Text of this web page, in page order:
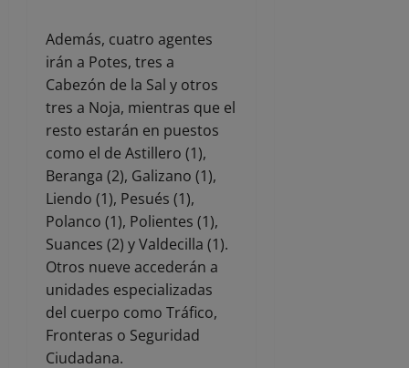
Además, cuatro agentes
irán a Potes, tres a
Cabezón de la Sal y otros
tres a Noja, mientras que el
resto estarán en puestos
como el de Astillero (1),
Beranga (2), Galizano (1),
Liendo (1), Pesués (1),
Polanco (1), Polientes (1),
Suances (2) y Valdecilla (1).
Otros nueve accederán a
unidades especializadas
del cuerpo como Tráfico,
Fronteras o Seguridad
Ciudadana.